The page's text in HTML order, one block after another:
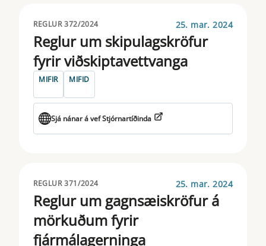
MMF
MOTOR VEHICLES
PAD
PRIIPS
PROSPECTUS
SFTR
SHORTSELLING
REGLUR 372/2024 25. mar. 2024
Reglur um skipulagskröfur
fyrir viðskiptavettvanga
MIFIR MIFID
Sjá nánar á vef Stjórnartíðinda
REGLUR 371/2024 25. mar. 2024
Reglur um gagnsæiskröfur á
mörkuðum fyrir
fjármálagerninga